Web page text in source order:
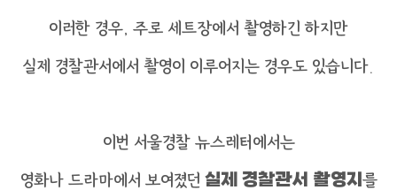
이러한 경우, 주로 세트장에서 촬영하긴 하지만
실제 경찰관서에서 촬영이 이루어지는 경우도 있습니다.
이번 서울경찰 뉴스레터에서는
영화나 드라마에서 보여졌던 실제 경찰관서 촬영지 를